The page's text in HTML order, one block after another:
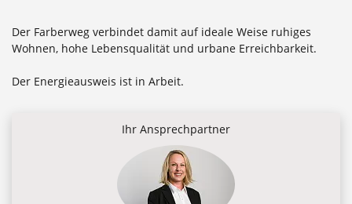
Der Farberweg verbindet damit auf ideale Weise ruhiges
Wohnen, hohe Lebensqualität und urbane Erreichbarkeit.
Der Energieausweis ist in Arbeit.
Ihr Ansprechpartner